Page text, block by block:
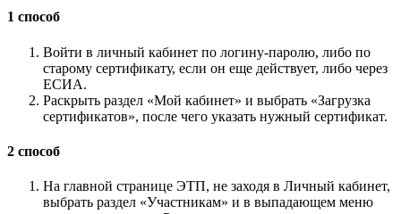
1 способ
Войти в личный кабинет по логину-паролю, либо по
старому сертификату, если он еще действует, либо через
ЕСИА.
Раскрыть раздел «Мой кабинет» и выбрать «Загрузка
сертификатов», после чего указать нужный сертификат.
2 способ
На главной странице ЭТП, не заходя в Личный кабинет,
выбрать раздел «Участникам» и в выпадающем меню